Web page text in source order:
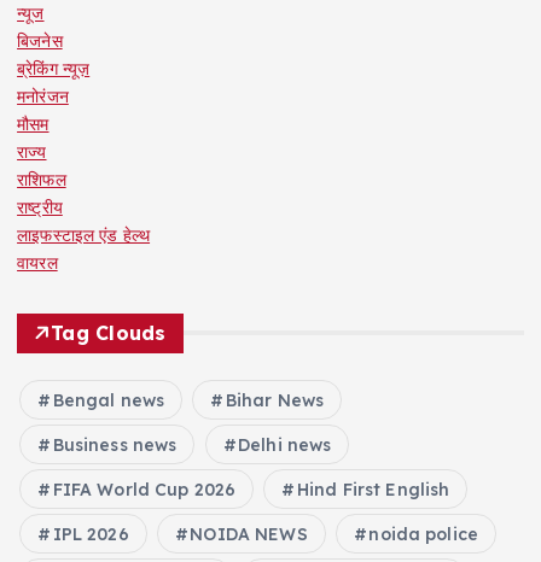
न्यूज
बिजनेस
ब्रेकिंग न्यूज़
मनोरंजन
मौसम
राज्य
राशिफल
राष्ट्रीय
लाइफस्टाइल एंड हेल्थ
वायरल
Tag Clouds
Bengal news Bihar News
Business news Delhi news
FIFA World Cup 2026 Hind First English
IPL 2026 NOIDA NEWS noida police